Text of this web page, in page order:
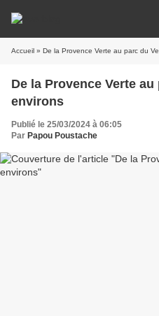
Accueil » De la Provence Verte au parc du
De la Provence Verte
environs
Publié le 25/03/2024 à 06:05
Par Papou Poustache